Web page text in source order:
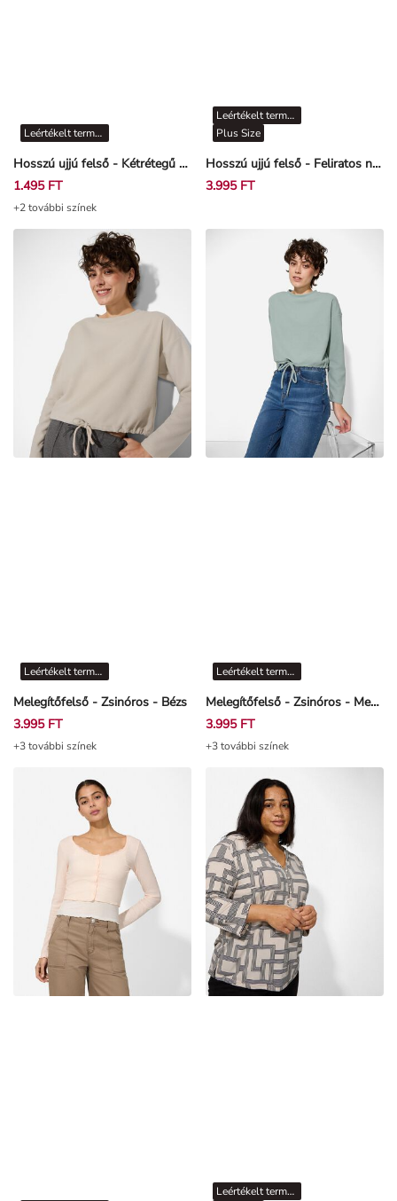
Hosszú ujjú felső - Kétrétegű hatás - Fekete
Leértékelt termékek
1.495 FT
+2 további színek
Hosszú ujjú felső - Feliratos nyomott minta - Bézs
Leértékelt termékek
Plus Size
3.995 FT
Melegítőfelső - Zsinóros - Bézs
Leértékelt termékek
3.995 FT
+3 további színek
Melegítőfelső - Zsinóros - Mentazöld
Leértékelt termékek
3.995 FT
+3 további színek
Leértékelt termékek